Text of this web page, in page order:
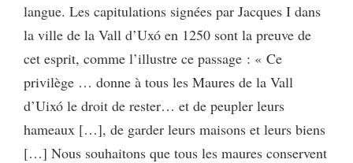
langue. Les capitulations signées par Jacques I dans
la ville de la Vall d’Uxó en 1250 sont la preuve de
cet esprit, comme l’illustre ce passage : « Ce
privilège … donne à tous les Maures de la Vall
d’Uixó le droit de rester… et de peupler leurs
hameaux […], de garder leurs maisons et leurs biens
[…] Nous souhaitons que tous les maures conservent